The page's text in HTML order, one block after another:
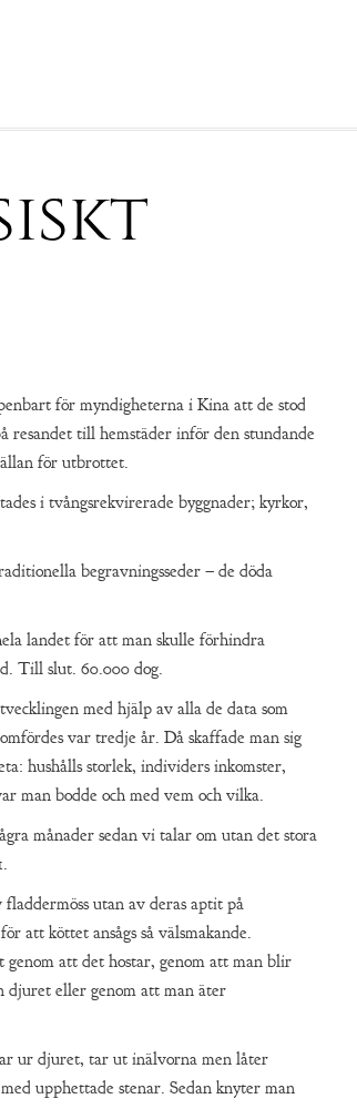
för myndigheterna i Kina att de stod
resandet till hemstäder inför den stundande
för utbrottet.
i tvångsrekvirerade byggnader; kyrkor,
begravningsseder – de döda
landet för att man skulle förhindra
Till slut. 60.000 dog.
med hjälp av alla de data som
var tredje år. Då skaffade man sig
hushålls storlek, individers inkomster,
man bodde och med vem och vilka.
månader sedan vi talar om utan det stora
utan av deras aptit på
att köttet ansågs så välsmakande.
att det hostar, genom att man blir
eller genom att man äter
ur djuret, tar ut inälvorna men låter
upphettade stenar. Sedan knyter man